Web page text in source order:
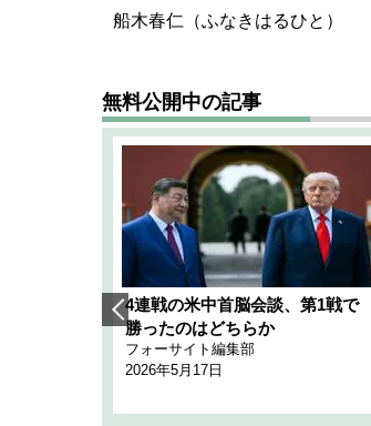
船木春仁（ふなきはるひと）
無料公開中の記事
4連戦の米中首脳会談、第1戦で
勝ったのはどちらか
フォーサイト編集部
2026年5月17日